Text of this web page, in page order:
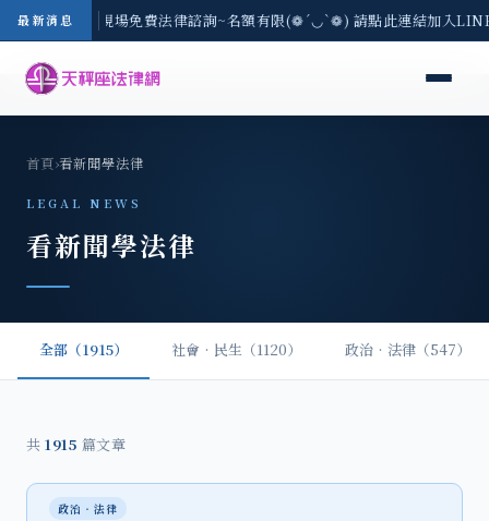
最新消息
地區-8/3(一) 現場免費法律諮詢~名額有限(❁´◡`❁) 請點此連結加入
首頁›看新聞學法律
LEGAL NEWS
看新聞學法律
全部（1915） 社會‧民生（1120） 政治‧法律（547）
共 1915 篇文章
政治‧法律